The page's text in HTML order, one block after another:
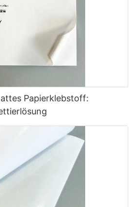
Papierklebstoff: